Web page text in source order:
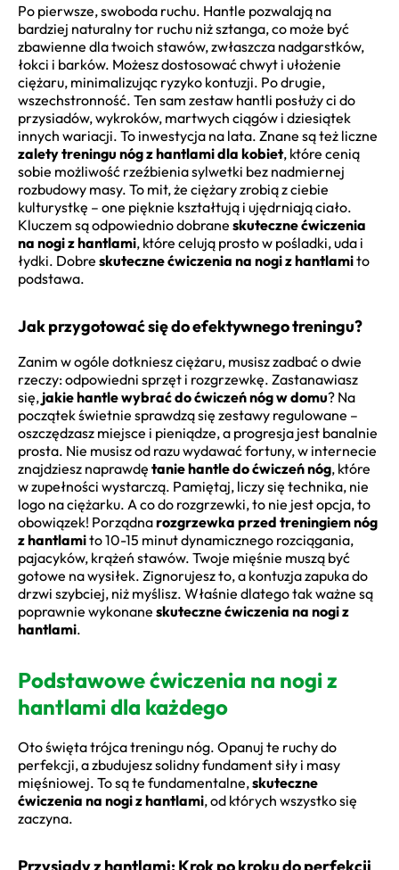
Po pierwsze, swoboda ruchu. Hantle pozwalają na
bardziej naturalny tor ruchu niż sztanga, co może być
zbawienne dla twoich stawów, zwłaszcza nadgarstków,
łokci i barków. Możesz dostosować chwyt i ułożenie
ciężaru, minimalizując ryzyko kontuzji. Po drugie,
wszechstronność. Ten sam zestaw hantli posłuży ci do
przysiadów, wykroków, martwych ciągów i dziesiątek
innych wariacji. To inwestycja na lata. Znane są też liczne
zalety treningu nóg z hantlami dla kobiet, które cenią
sobie możliwość rzeźbienia sylwetki bez nadmiernej
rozbudowy masy. To mit, że ciężary zrobią z ciebie
kulturystkę – one pięknie kształtują i ujędrniają ciało.
Kluczem są odpowiednio dobrane skuteczne ćwiczenia
na nogi z hantlami, które celują prosto w pośladki, uda i
łydki. Dobre skuteczne ćwiczenia na nogi z hantlamito
podstawa.
Jak przygotować się do efektywnego treningu?
Zanim w ogóle dotkniesz ciężaru, musisz zadbać o dwie
rzeczy: odpowiedni sprzęt i rozgrzewkę. Zastanawiasz
się, jakie hantle wybrać do ćwiczeń nóg w domu? Na
początek świetnie sprawdzą się zestawy regulowane –
oszczędzasz miejsce i pieniądze, a progresja jest banalnie
prosta. Nie musisz od razu wydawać fortuny, w internecie
znajdziesz naprawdę tanie hantle do ćwiczeń nóg, które
w zupełności wystarczą. Pamiętaj, liczy się technika, nie
logo na ciężarku. A co do rozgrzewki, to nie jest opcja, to
obowiązek! Porządnarozgrzewka przed treningiem nóg
z hantlamito 10-15 minut dynamicznego rozciągania,
pajacyków, krążeń stawów. Twoje mięśnie muszą być
gotowe na wysiłek. Zignorujesz to, a kontuzja zapuka do
drzwi szybciej, niż myślisz. Właśnie dlatego tak ważne są
poprawnie wykonane skuteczne ćwiczenia na nogi z
hantlami.
Podstawowe ćwiczenia na nogi z
hantlami dla każdego
Oto święta trójca treningu nóg. Opanuj te ruchy do
perfekcji, a zbudujesz solidny fundament siły i masy
mięśniowej. To są te fundamentalne,skuteczne
ćwiczenia na nogi z hantlami, od których wszystko się
zaczyna.
Przysiady z hantlami: Krok po kroku do perfekcji